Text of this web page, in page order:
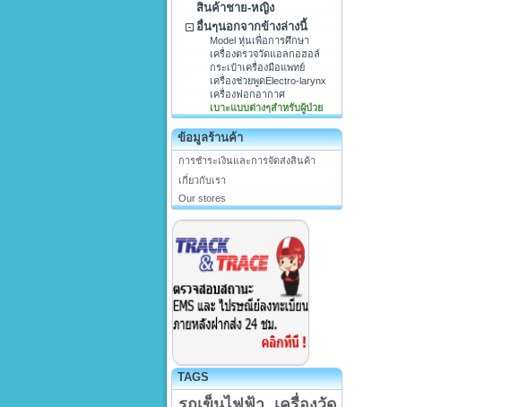
สินค้าชาย-หญิง
อื่นๆนอกจากข้างล่างนี้
Model หุ่นเพื่อการศึกษา
เครื่องตรวจวัดแอลกอฮอล์
กระเป๋าเครื่องมือแพทย์
เครื่องช่วยพูดElectro-larynx
เครื่องฟอกอากาศ
เบาะแบบต่างๆสำหรับผู้ป่วย
ข้อมูลร้านค้า
การชำระเงินและการจัดส่งสินค้า
เกี่ยวกับเรา
Our stores
TAGS